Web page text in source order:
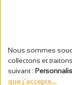
L’abus d’alcool
Nous sommes
collectons et
suivant :
que j'accepte...